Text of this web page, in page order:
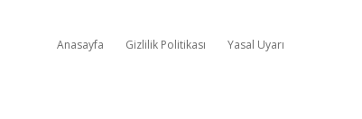
Anasayfa Gizlilik Politikası Yasal Uyarı